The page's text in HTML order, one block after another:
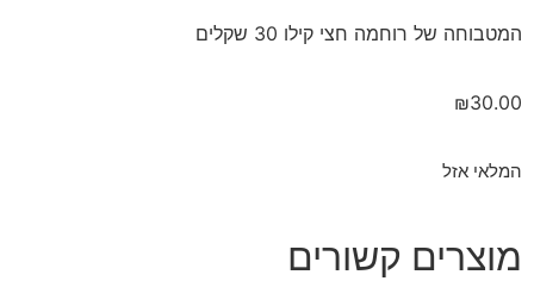
המטבוחה של רוחמה חצי קילו 30 שקלים
₪30.00
המלאי אזל
מוצרים קשורים